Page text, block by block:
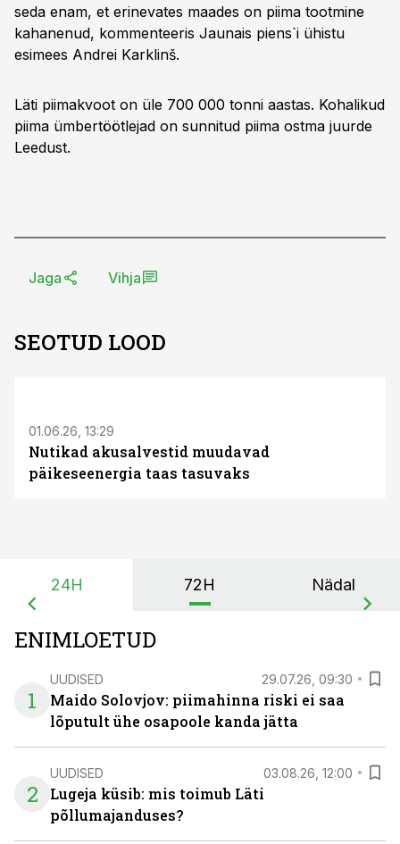
seda enam, et erinevates maades on piima tootmine
kahanenud, kommenteeris Jaunais piens`i ühistu
esimees Andrei Karklinš.
Läti piimakvoot on üle 700 000 tonni aastas. Kohalikud
piima ümbertöötlejad on sunnitud piima ostma juurde
Leedust.
Jaga Vihja
SEOTUD LOOD
01.06.26, 13:29
Nutikad akusalvestid muudavad
päikeseenergia taas tasuvaks
24H 72H Nädal
ENIMLOETUD
1
UUDISED 29.07.26, 09:30
Maido Solovjov: piimahinna riski ei saa
lõputult ühe osapoole kanda jätta
2
UUDISED 03.08.26, 12:00
Lugeja küsib: mis toimub Läti
põllumajanduses?